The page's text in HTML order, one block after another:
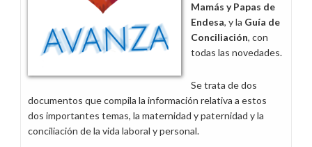
Mamás y Papas de
Endesa, y la Guía de
Conciliación, con
todas las novedades.
Se trata de dos
documentos que compila la información relativa a estos
dos importantes temas, la maternidad y paternidad y la
conciliación de la vida laboral y personal.